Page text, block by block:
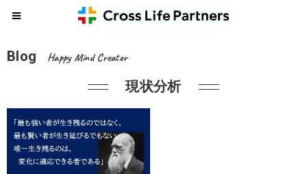
Blog Happy Mind Creator
現状分析